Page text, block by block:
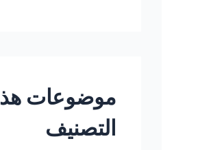
موضوعات
التصنيف